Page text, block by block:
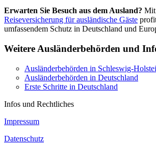
Erwarten Sie Besuch aus dem Ausland? Mit
Reiseversicherung für ausländische Gäste
umfassendem Schutz in Deutschland und
Weitere Ausländerbehörden und
Ausländerbehörden in Schleswig-
Ausländerbehörden in Deutschland
Erste Schritte in Deutschland
Infos und Rechtliches
Impressum
Datenschutz